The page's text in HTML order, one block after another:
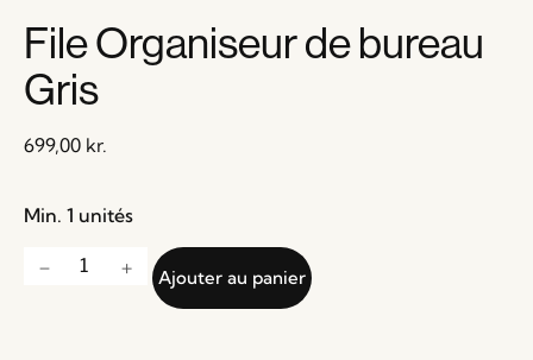
File Organiseur de bureau
Gris
699,00 kr.
Min. 1 unités
Ajouter au panier